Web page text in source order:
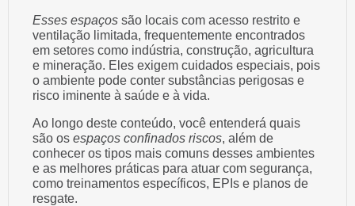
Esses espaços são locais com acesso restrito e
ventilação limitada, frequentemente encontrados
em setores como indústria, construção, agricultura
e mineração. Eles exigem cuidados especiais, pois
o ambiente pode conter substâncias perigosas e
risco iminente à saúde e à vida.
Ao longo deste conteúdo, você entenderá quais
são os espaços confinados riscos, além de
conhecer os tipos mais comuns desses ambientes
e as melhores práticas para atuar com segurança,
como treinamentos específicos, EPIs e planos de
resgate.